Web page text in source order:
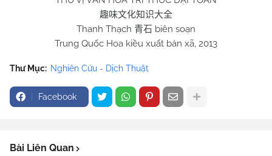
趣味文化知识大全
Thanh Thạch 青石 biên soạn
Trung Quốc Hoa kiều xuất bản xã, 2013
Thư Mục: Nghiên Cứu - Dịch Thuật
Facebook
Bài Liên Quan